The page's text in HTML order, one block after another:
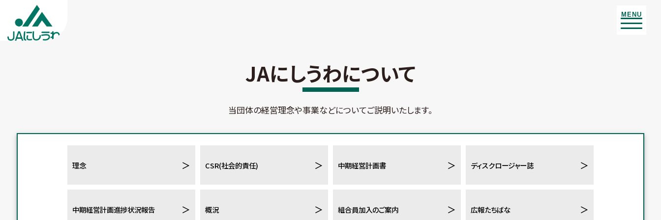
MENU
JAにしうわについて
当団体の経営理念や事業などについてご説明いたします。
理念 ＞ CSR(社会的責任) ＞ 中期経営計画書 ＞ ディスクロージャー誌 ＞
中期経営計画進捗状況報告 ＞ 概況 ＞ 組合員加入のご案内 ＞ 広報たちばな ＞